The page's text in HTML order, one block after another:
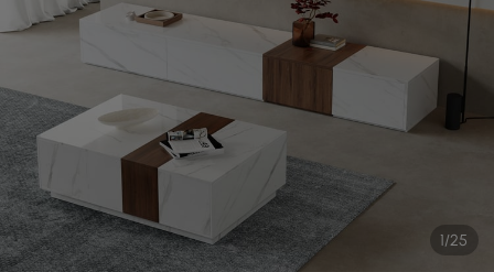
1/25